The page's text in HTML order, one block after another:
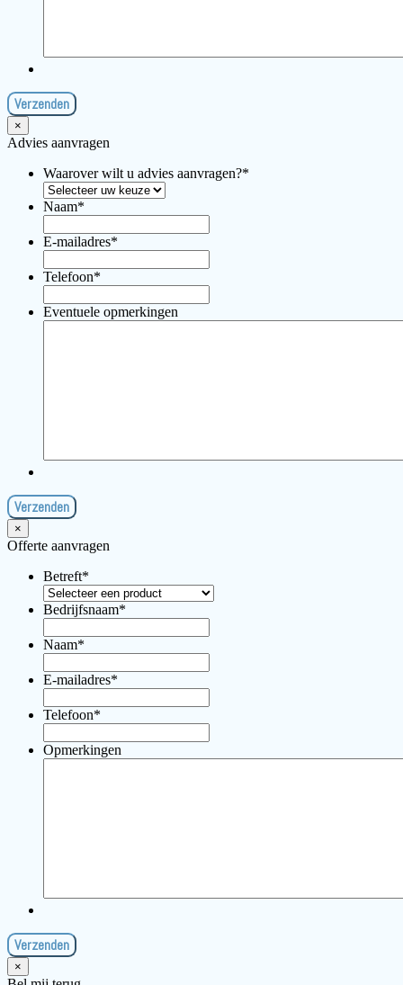
×
Advies aanvragen
Waarover wilt u advies aanvragen?*
Naam*
E-mailadres*
Telefoon*
Eventuele opmerkingen
×
Offerte aanvragen
Betreft*
Bedrijfsnaam*
Naam*
E-mailadres*
Telefoon*
Opmerkingen
×